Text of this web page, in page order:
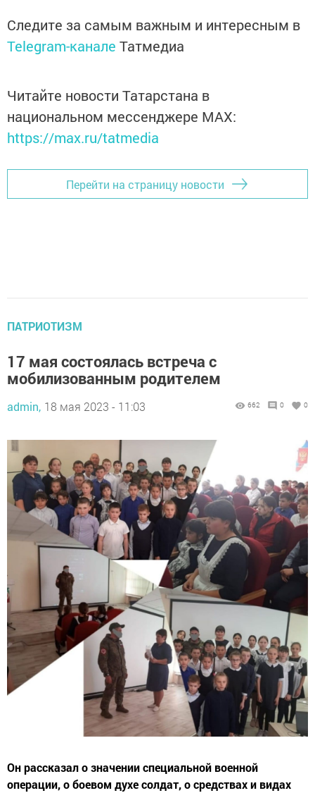
Следите за самым важным и интересным в
Telegram-канале Татмедиа
Читайте новости Татарстана в
национальном мессенджере MАХ:
https://max.ru/tatmedia
Перейти на страницу новости
ПАТРИОТИЗМ
17 мая состоялась встреча с
мобилизованным родителем
admin, 18 мая 2023 - 11:03 662 0 0
Он рассказал о значении специальной военной
операции, о боевом духе солдат, о средствах и видах